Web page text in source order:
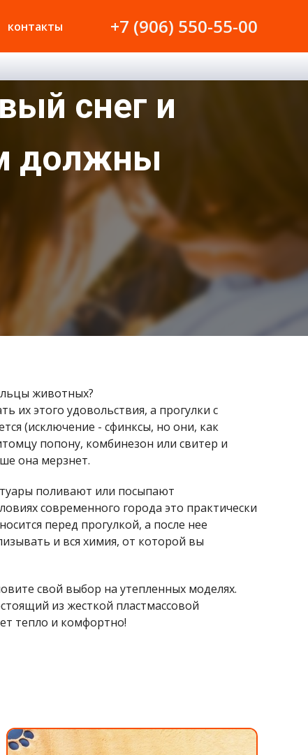
контакты +7 (906) 550-55-00
снег и
должны
животных?
их этого удовольствия, а прогулки с
(исключение - сфинксы, но они, как
попону, комбинезон или свитер и
она мерзнет.
поливают или посыпают
современного города это практически
перед прогулкой, а после нее
и вся химия, от которой вы
свой выбор на утепленных моделях.
из жесткой пластмассовой
тепло и комфортно!